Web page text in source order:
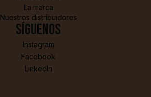
La marca
Nuestros distribuidores
Síguenos
Instagram
Facebook
LinkedIn